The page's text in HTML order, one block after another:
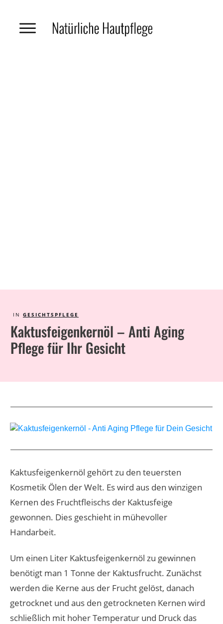
IN GESICHTSPFLEGE
Kaktusfeigenkernöl – Anti Aging
Pflege für Ihr Gesicht
Kaktusfeigenkernöl gehört zu den teuersten
Kosmetik Ölen der Welt. Es wird aus den winzigen
Kernen des Fruchtfleischs der Kaktusfeige
gewonnen. Dies geschieht in mühevoller
Handarbeit.
Um einen Liter Kaktusfeigenkernöl zu gewinnen
benötigt man 1 Tonne der Kaktusfrucht. Zunächst
werden die Kerne aus der Frucht gelöst, danach
getrocknet und aus den getrockneten Kernen wird
schließlich mit hoher Temperatur und Druck das